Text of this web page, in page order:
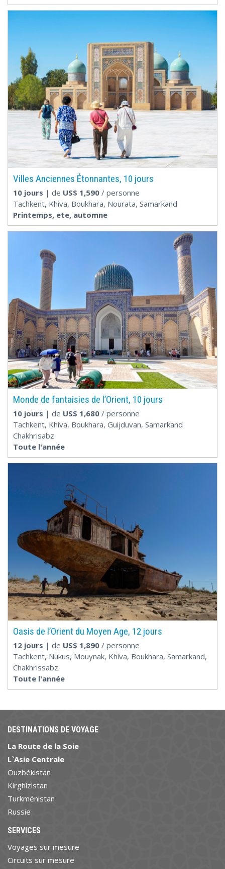
Villes Anciennes Étonnantes, 10 jours
10 jours | de US$ 1,590 / personne
Tachkent, Khiva, Boukhara, Nourata, Samarkand
Printemps, ete, automne
Monde de fantaisies de l’Orient, 10 jours
10 jours | de US$ 1,680 / personne
Tachkent, Khiva, Boukhara, Guijduvan, Samarkand
Chakhrisabz
Toute l'année
Oasis de l’Orient du Moyen Age, 12 jours
12 jours | de US$ 1,890 / personne
Tachkent, Nukus, Mouynak, Khiva, Boukhara, Samarkand,
Chakhrissabz
Toute l'année
DESTINATIONS DE VOYAGE
La Route de la Soie
L`Asie Centrale
Ouzbékistan
Kirghizistan
Turkménistan
Russie
SERVICES
Voyages sur mesure
Circuits sur mesure